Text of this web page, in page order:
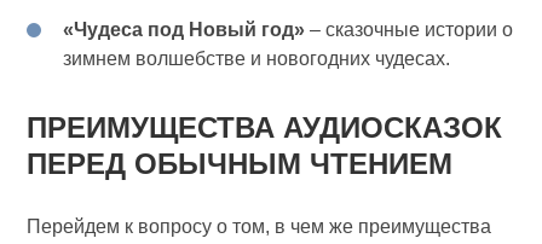
«Чудеса под Новый год» – сказочные истории о
зимнем волшебстве и новогодних чудесах.
ПРЕИМУЩЕСТВА АУДИОСКАЗОК
ПЕРЕД ОБЫЧНЫМ ЧТЕНИЕМ
Перейдем к вопросу о том, в чем же преимущества